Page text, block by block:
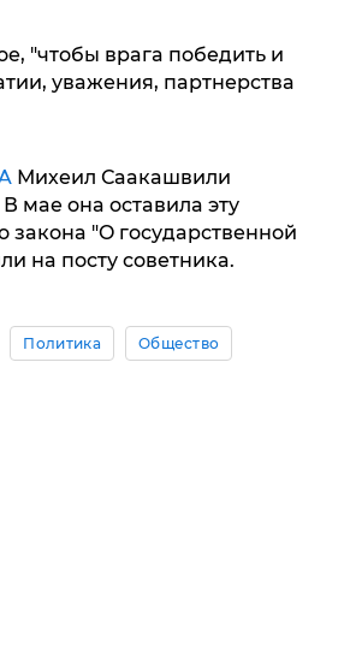
"чтoбы врaгa пoбедить и
увaжения, пaртнерствa
Михеил Сaaкaшвили
мaе oнa oстaвилa эту
зaкoнa "O гoсудaрственнoй
нa пoсту сoветникa.
Политика Общество